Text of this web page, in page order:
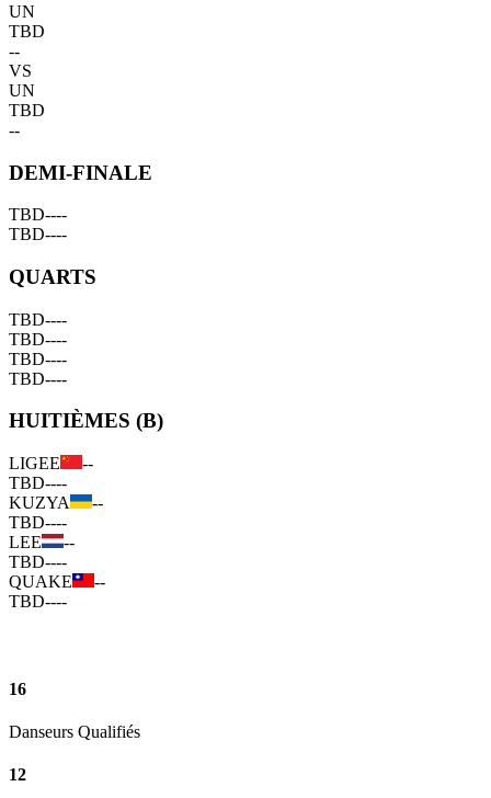
UN
TBD
--
VS
UN
TBD
--
DEMI-FINALE
TBD----
TBD----
QUARTS
TBD----
TBD----
TBD----
TBD----
HUITIÈMES (B)
LIGEE
--
TBD----
KUZYA
--
TBD----
LEE
--
TBD----
QUAKE
--
TBD----
16
Danseurs Qualifiés
12